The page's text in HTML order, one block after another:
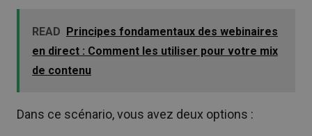
READ Principes fondamentaux des webinaires
en direct : Comment les utiliser pour votre mix
de contenu
Dans ce scénario, vous avez deux options :